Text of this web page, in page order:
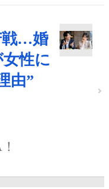
戦…婚
性に
由”